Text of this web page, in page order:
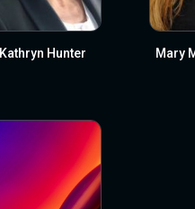
Kathryn Hunter Mary